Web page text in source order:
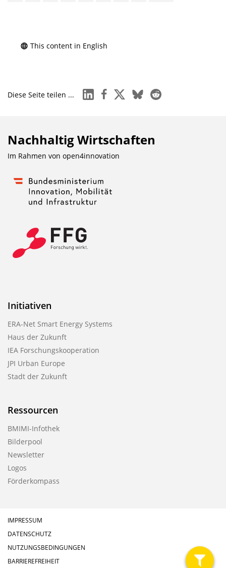
filter
This content in English
Diese Seite teilen ... linkedinfacebook
x blueskyreddit
Nachhaltig Wirtschaften
Im Rahmen von open4innovation
Initiativen
ERA-Net Smart Energy Systems
Haus der Zukunft
IEA Forschungskooperation
JPI Urban Europe
Stadt der Zukunft
Ressourcen
BMIMI-Infothek
Bilderpool
Newsletter
Logos
Förderkompass
IMPRESSUM
DATENSCHUTZ
NUTZUNGSBEDINGUNGEN
BARRIEREFREIHEIT